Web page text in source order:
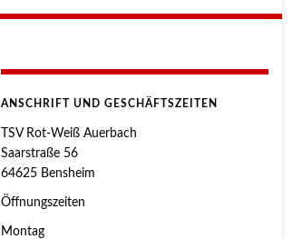
ANSCHRIFT UND GESCHÄFTSZEITEN
TSV Rot-Weiß Auerbach
Saarstraße 56
64625 Bensheim
Öffnungszeiten
Montag